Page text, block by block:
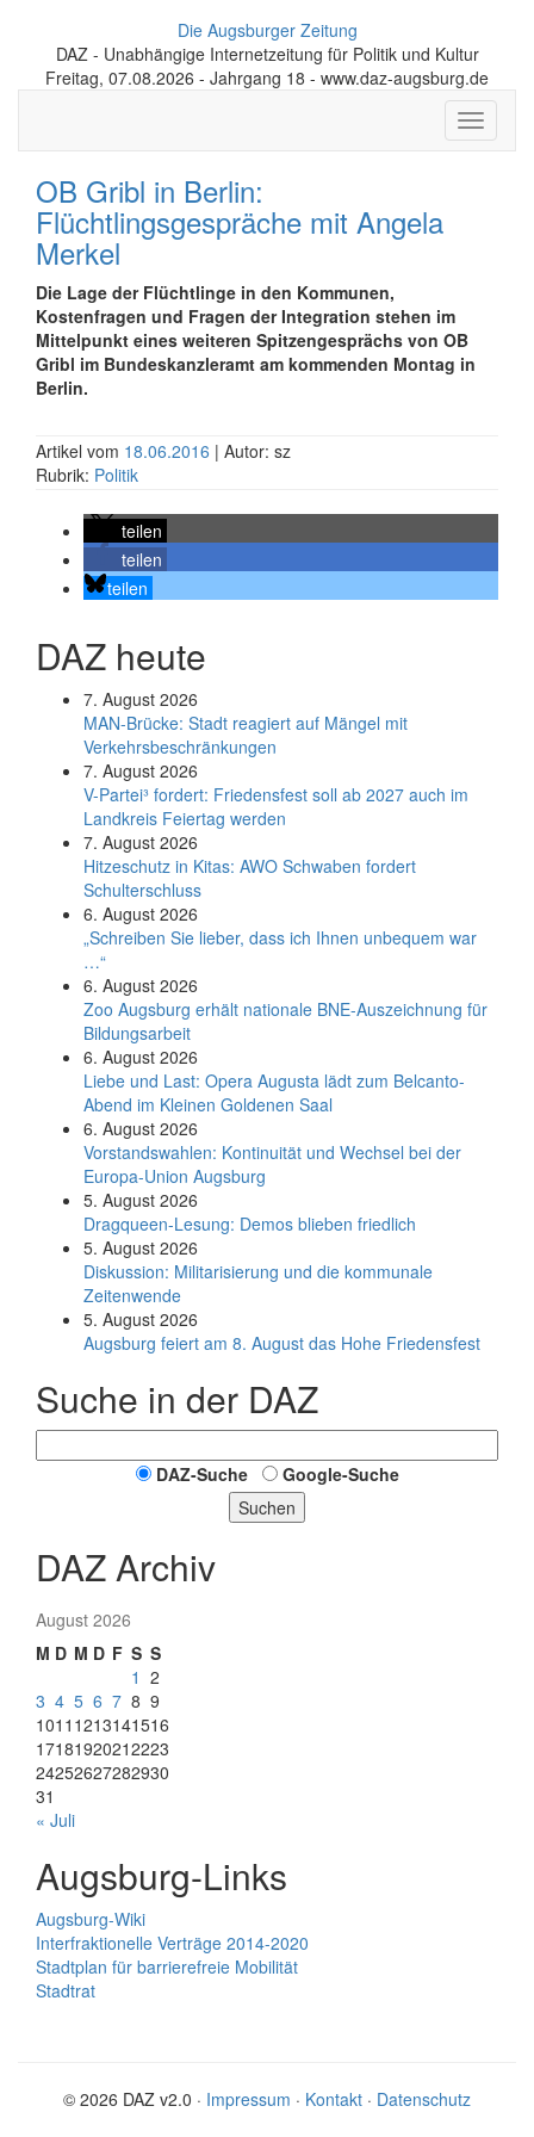
Die Augsburger Zeitung
DAZ - Unabhängige Internetzeitung für Politik und Kultur
Freitag, 07.08.2026 - Jahrgang 18 - www.daz-augsburg.de
Toggle
OB Gribl in Berlin:
Flüchtlingsgespräche mit Angela
Merkel
Die Lage der Flüchtlinge in den Kommunen,
Kostenfragen und Fragen der Integration stehen im
Mittelpunkt eines weiteren Spitzengesprächs von OB
Gribl im Bundeskanzleramt am kommenden Montag in
Berlin.
Artikel vom 18.06.2016 | Autor: sz
Rubrik: Politik
teilen
teilen
teilen
DAZ heute
7. August 2026
MAN-Brücke: Stadt reagiert auf Mängel mit
Verkehrsbeschränkungen
7. August 2026
V-Partei­³ fordert: Friedens­fest soll ab 2027 auch im
Land­kreis Feier­tag werden
7. August 2026
Hitzeschutz in Kitas: AWO Schwaben fordert
Schulterschluss
6. August 2026
„Schreiben Sie lieber, dass ich Ihnen unbequem war
…“
6. August 2026
Zoo Augsburg erhält nationale BNE-Auszeichnung für
Bildungsarbeit
6. August 2026
Liebe und Last: Opera Augusta lädt zum Belcanto-
Abend im Kleinen Goldenen Saal
6. August 2026
Vorstandswahlen: Kontinuität und Wechsel bei der
Europa-Union Augsburg
5. August 2026
Dragqueen-Lesung: Demos blieben friedlich
5. August 2026
Diskussion: Mi­li­ta­ri­sie­rung und die kommunale
Zeitenwende
5. August 2026
Augsburg feiert am 8. August das Hohe Friedensfest
Suche in der DAZ
DAZ-Suche
Google-Suche
Suchen
DAZ Archiv
August 2026
M D M D F S S
1 2
3 4 5 6 7 8 9
1011 1213141516
17181920212223
24252627282930
31
« Juli
Augsburg-Links
Augsburg-Wiki
Interfraktionelle Verträge 2014-2020
Stadtplan für barrierefreie Mobilität
Stadtrat
© 2026 DAZ v2.0 · Impressum · Kontakt · Datenschutz